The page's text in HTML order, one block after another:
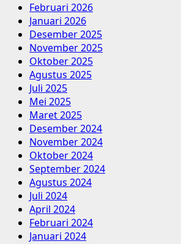
Februari 2026
Januari 2026
Desember 2025
November 2025
Oktober 2025
Agustus 2025
Juli 2025
Mei 2025
Maret 2025
Desember 2024
November 2024
Oktober 2024
September 2024
Agustus 2024
Juli 2024
April 2024
Februari 2024
Januari 2024